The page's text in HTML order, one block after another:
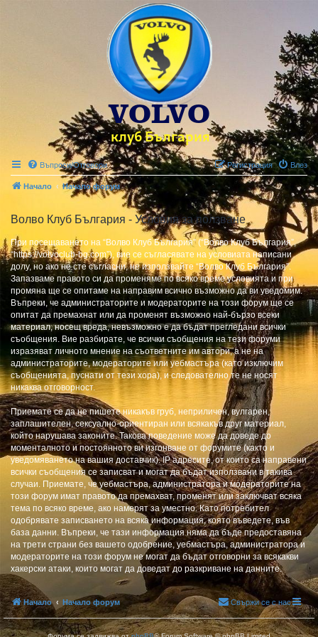
Въпроси/Отговори Влез
Регистрация
Начало Начало форум
Волво Клуб България - Условия за ползване
При посещаването на “Волво Клуб България” (“Волво Клуб България”,
“https://volvoclub-bg.com”), вие се съгласявате на условиата написани
долу, но ако не сте съгласни, не използвайте “Волво Клуб България”.
Запазваме правото си да променяме по всяко време условията и при
промяна ще се опитаме на направим всично възможно да ви уведомим.
Въпреки, че администраторите и модераторите на този форум ще се
опитат да премахнат или да променят възможно най-бързо всеки
материал, носещ вреда, невъзможно е да бъдат прегледани всички
съобщения. Вие разбирате, че всички съобщения на тези форуми
изразяват личното мнение на съответните им автори, а не на
администраторите, модераторите или уебмастъра (като изключим
съобщенията, пуснати от тези хора), и следователно те не носят
никаква отговорност.
Приемате се да не пишете никакъв груб, неприличен, вулгарен,
заплашителен, сексуално-ориентиран или всякакъв друг материал,
който нарушава законите. Такова поведение може да доведе до
моменталното и постоянното ви изгонване от форумите (както и
уведомяването на вашия доставчик). IP адресите, от които са направени
всички съобщения се записват и могат да бъдат използвани в такива
случаи. Приемате, че уебмастъра, администратора и модераторите на
този форум имат правото да премахват, променят или заключват всяка
тема по всяко време, ако намерят за уместно. Като потребител
одобрявате записването на всяка информация, която въведете, във
база данни. Въпреки, че тази информация няма да бъде предоставяна
на трети страни без вашето одобрение, уебмастъра, администратора и
модераторите на този форум не могат да бъдат отговорни за всякакви
хакерски атаки, които могат да доведат до разкриване на данните.
Начало Начало форум Свържи се с нас